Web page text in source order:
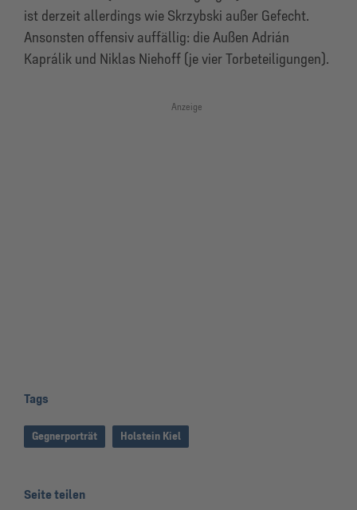
ist derzeit allerdings wie Skrzybski außer Gefecht.
Ansonsten offensiv auffällig: die Außen Adrián
Kaprálik und Niklas Niehoff (je vier Torbeteiligungen).
Anzeige
Tags
Gegnerporträt Holstein Kiel
Seite teilen